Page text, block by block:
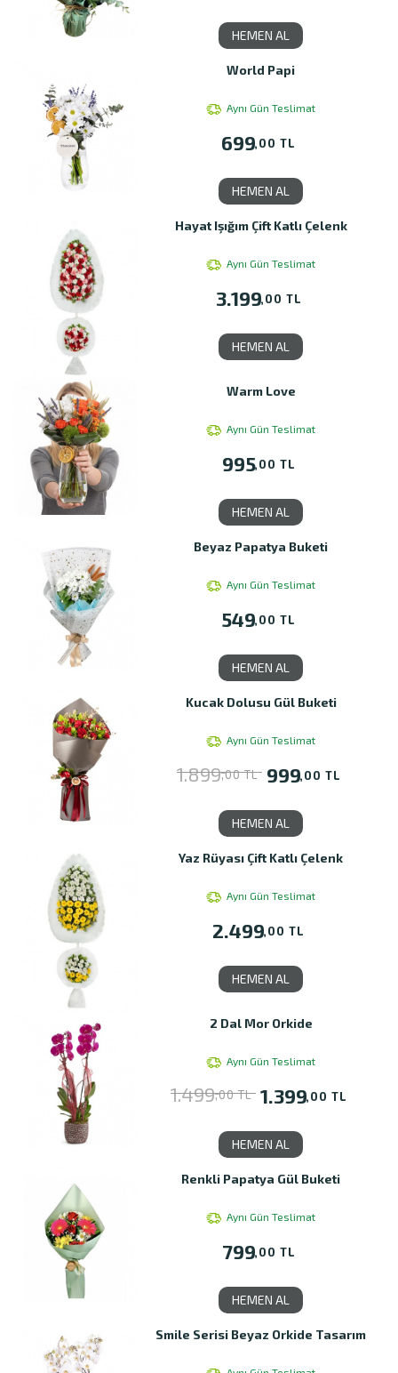
HEMEN AL
World Papi
Aynı Gün Teslimat
699,00 TL
HEMEN AL
Hayat Işığım Çift Katlı Çelenk
Aynı Gün Teslimat
3.199,00 TL
HEMEN AL
Warm Love
Aynı Gün Teslimat
995,00 TL
HEMEN AL
Beyaz Papatya Buketi
Aynı Gün Teslimat
549,00 TL
HEMEN AL
Kucak Dolusu Gül Buketi
Aynı Gün Teslimat
1.899,00 TL 999,00 TL
HEMEN AL
Yaz Rüyası Çift Katlı Çelenk
Aynı Gün Teslimat
2.499,00 TL
HEMEN AL
2 Dal Mor Orkide
Aynı Gün Teslimat
1.499,00 TL 1.399,00 TL
HEMEN AL
Renkli Papatya Gül Buketi
Aynı Gün Teslimat
799,00 TL
HEMEN AL
Smile Serisi Beyaz Orkide Tasarım